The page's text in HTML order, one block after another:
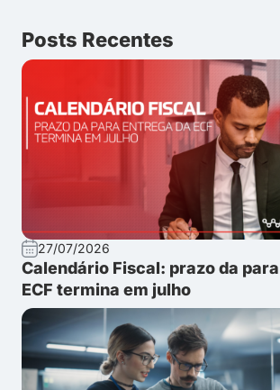
Posts Recentes
27/07/2026
Calendário Fiscal: prazo da
ECF termina em julho